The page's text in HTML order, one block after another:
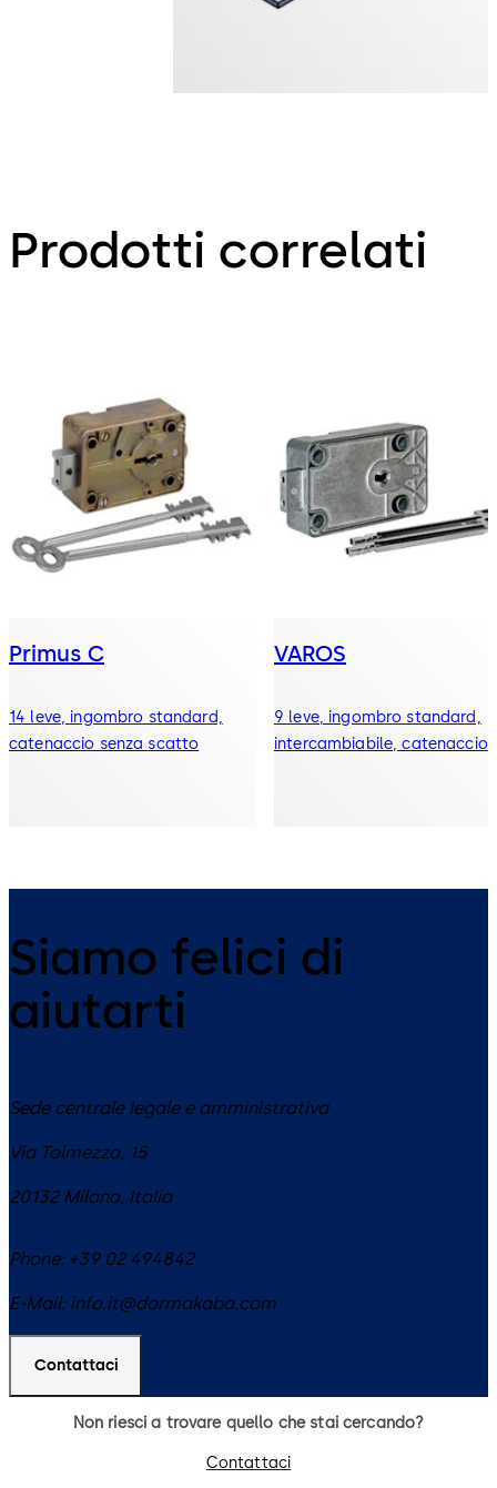
Prodotti correlati
Primus C
14 leve, ingombro standard,
catenaccio senza scatto
VAROS
9 leve, ingombro standard,
intercambiabile, catenaccio
Siamo felici di
aiutarti
Sede centrale legale e amministrativa
Via Tolmezzo, 15
20132 Milano, Italia
Phone: +39 02 494842
E-Mail: info.it@dormakaba.com
Contattaci
Non riesci a trovare quello che stai cercando?
Contattaci